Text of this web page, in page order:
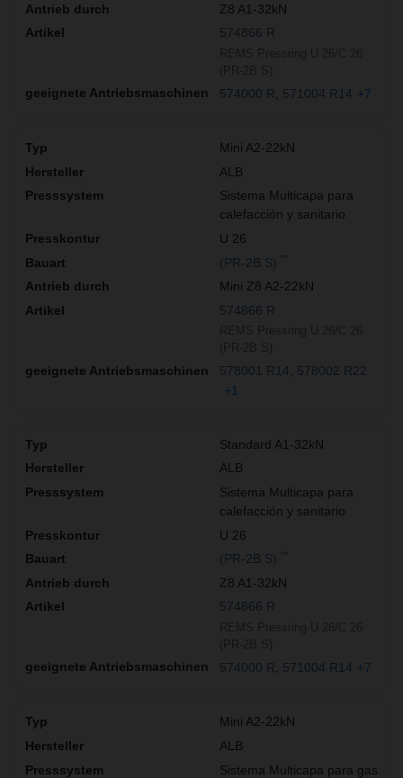
Z8 A1-32kN
574866 R
574000 R 571004 R14 +7
Mini A2-22kN
ALB
Sistema Multicapa para
calefacción y sanitario
U 26
(PR-2B S)
Mini Z8 A2-22kN
574866 R
578001 R14
578002 R22
+1
Standard A1-32kN
ALB
Sistema Multicapa para
calefacción y sanitario
U 26
(PR-2B S)
Z8 A1-32kN
574866 R
574000 R 571004 R14 +7
Mini A2-22kN
ALB
Sistema Multicapa para gas